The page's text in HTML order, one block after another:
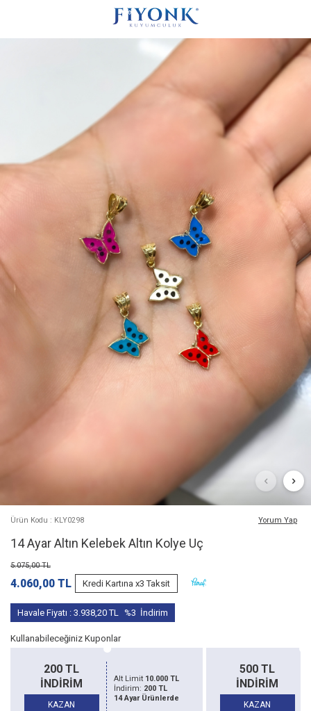
Ürün Kodu : KLY0298 Yorum Yap
14 Ayar Altın Kelebek Altın Kolye Uç
5.075,00TL
4.060,00 TL Kredi Kartına x3 Taksit
Havale Fiyatı : 3.938,20TL %3 İndirim
Kullanabileceğiniz Kuponlar
200 TL
İNDİRİM
KAZAN
Alt Limit 10.000 TL
İndirim: 200 TL
14 Ayar Ürünlerde
500 TL
İNDİRİM
KAZAN